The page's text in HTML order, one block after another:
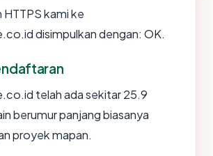
HTTPS kami ke
disimpulkan dengan: OK.
telah ada sekitar 25.9
berumur panjang biasanya
proyek mapan.